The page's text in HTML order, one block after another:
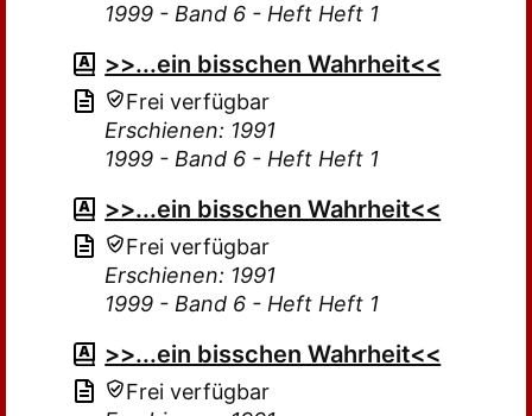
1999 - Band 6 - Heft Heft 1
>>...ein bisschen Wahrheit<<
Frei verfügbar
Erschienen: 1991
1999 - Band 6 - Heft Heft 1
>>...ein bisschen Wahrheit<<
Frei verfügbar
Erschienen: 1991
1999 - Band 6 - Heft Heft 1
>>...ein bisschen Wahrheit<<
Frei verfügbar